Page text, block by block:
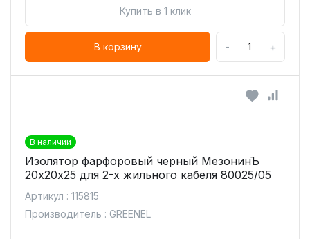
Купить в 1 клик
В корзину - +
В наличии
Изолятор фарфоровый черный МезонинЪ
20х20х25 для 2-х жильного кабеля 80025/05
Артикул : 115815
Производитель : GREENEL